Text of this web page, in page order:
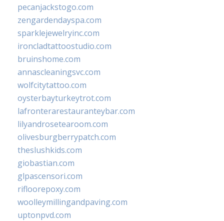
pecanjackstogo.com
zengardendayspa.com
sparklejewelryinc.com
ironcladtattoostudio.com
bruinshome.com
annascleaningsvc.com
wolfcitytattoo.com
oysterbayturkeytrot.com
lafronterarestauranteybar.com
lilyandrosetearoom.com
olivesburgberrypatch.com
theslushkids.com
giobastian.com
glpascensori.com
rifloorepoxy.com
woolleymillingandpaving.com
uptonpvd.com